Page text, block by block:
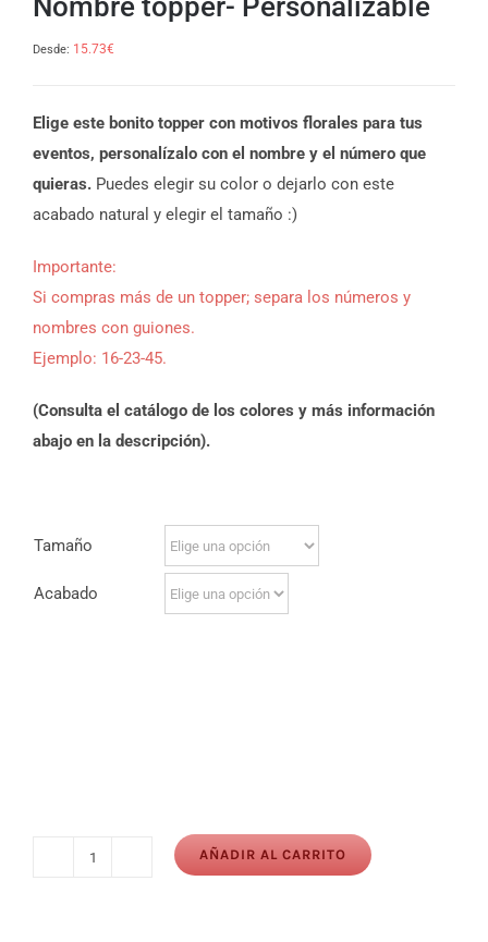
Nombre topper- Personalizable
Desde: 15.73€
Elige este bonito topper con motivos florales para tus
eventos, personalízalo con el nombre y el número que
quieras. Puedes elegir su color o dejarlo con este
acabado natural y elegir el tamaño :)
Importante:
Si compras más de un topper; separa los números y
nombres con guiones.
Ejemplo: 16-23-45.
(Consulta el catálogo de los colores y más información
abajo en la descripción).
Tamaño
Acabado
AÑADIR AL CARRITO